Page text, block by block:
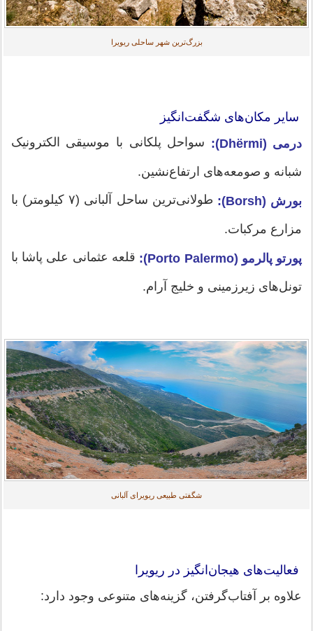
بزرگ‌ترین شهر ساحلی ریویرا
سایر مکان‌های شگفت‌انگیز
درمی (Dhërmi):
سواحل پلکانی با موسیقی الکترونیک
شبانه و صومعه‌های ارتفاع‌نشین.
بورش (Borsh): طولانی‌ترین ساحل آلبانی (۷ کیلومتر) با
مزارع مرکبات.
پورتو پالرمو (Porto Palermo): قلعه عثمانی علی پاشا با
تونل‌های زیرزمینی و خلیج آرام.
شگفتی طبیعی ریویرای آلبانی
فعالیت‌های هیجان‌انگیز در ریویرا
علاوه بر آفتاب‌گرفتن، گزینه‌های متنوعی وجود دارد: